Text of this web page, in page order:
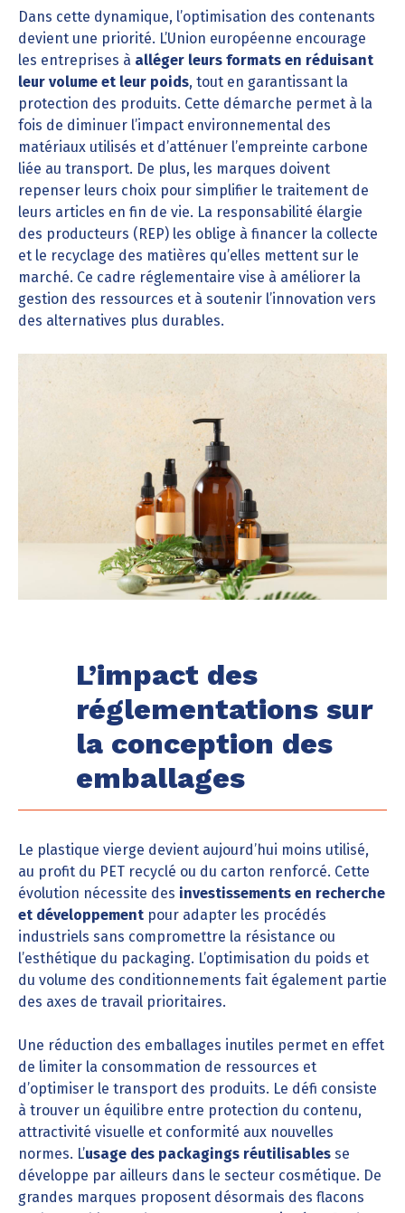
Dans cette dynamique, l’optimisation des contenants
devient une priorité. L’Union européenne encourage
les entreprises à alléger leurs formats en réduisant
leur volume et leur poids, tout en garantissant la
protection des produits. Cette démarche permet à la
fois de diminuer l’impact environnemental des
matériaux utilisés et d’atténuer l’empreinte carbone
liée au transport. De plus, les marques doivent
repenser leurs choix pour simplifier le traitement de
leurs articles en fin de vie. La responsabilité élargie
des producteurs (REP) les oblige à financer la collecte
et le recyclage des matières qu’elles mettent sur le
marché. Ce cadre réglementaire vise à améliorer la
gestion des ressources et à soutenir l’innovation vers
des alternatives plus durables.
L’impact des
réglementations sur
la conception des
emballages
Le plastique vierge devient aujourd’hui moins utilisé,
au profit du PET recyclé ou du carton renforcé. Cette
évolution nécessite des investissements en recherche
et développement pour adapter les procédés
industriels sans compromettre la résistance ou
l’esthétique du packaging. L’optimisation du poids et
du volume des conditionnements fait également partie
des axes de travail prioritaires.
Une réduction des emballages inutiles permet en effet
de limiter la consommation de ressources et
d’optimiser le transport des produits. Le défi consiste
à trouver un équilibre entre protection du contenu,
attractivité visuelle et conformité aux nouvelles
normes. L’usage des packagings réutilisables se
développe par ailleurs dans le secteur cosmétique. De
grandes marques proposent désormais des flacons